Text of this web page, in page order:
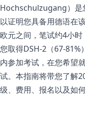
Hochschulzugang）是
以证明您具备用德语在
欧元之间，笔试约4小
您取得DSH-2（67-81%
内参加考试，在您希望
试。本指南将带您了解
级、费用、报名以及如